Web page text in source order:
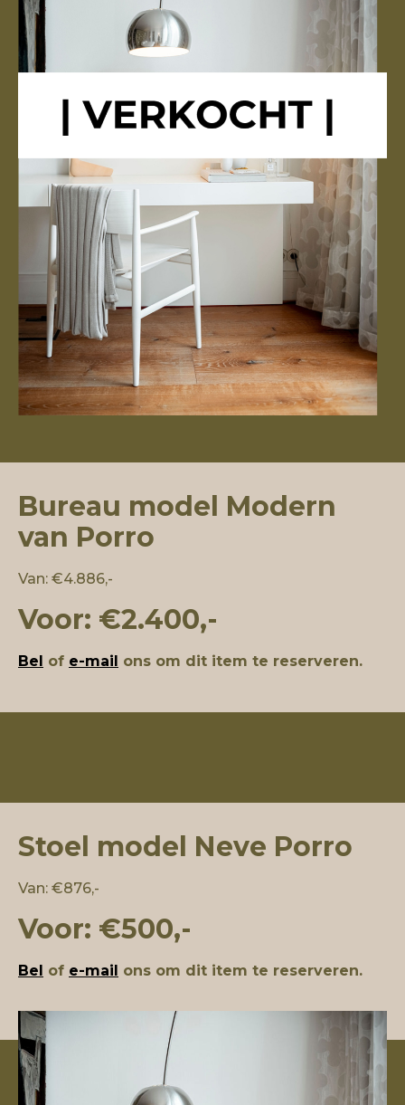
Bureau model Modern
van Porro
Van: €4.886,-
Voor: €2.400,-
Bel of e-mail ons om dit item te reserveren.
Stoel model Neve Porro
Van: €876,-
Voor: €500,-
Bel of e-mail ons om dit item te reserveren.